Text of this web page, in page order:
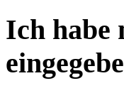
Ich habe